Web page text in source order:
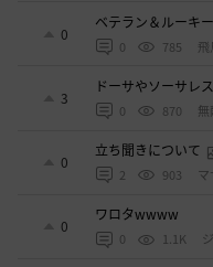
0
ベテラン＆ルーキ
0 785
3
ドーサやソーサレ
0 870
0
立ち聞きについて
2 903 マ
0
ワロタwwww
0 1.1K